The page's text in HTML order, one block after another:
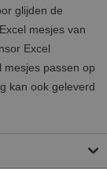
glijden de
mesjes van
Excel
mesjes passen op
kan ook geleverd